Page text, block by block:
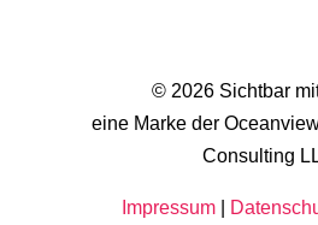
© 2026 Sichtbar
eine Marke der
Consulting
Impressum